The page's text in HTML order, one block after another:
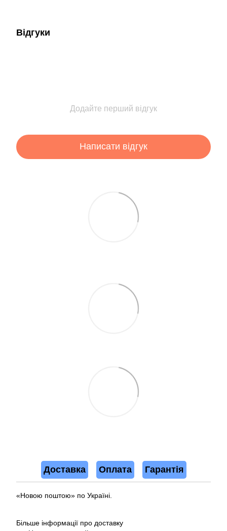
Відгуки
Додайте перший відгук
Написати відгук
Доставка Оплата Гарантія
«Новою поштою» по Україні.
Більше інформації про доставку